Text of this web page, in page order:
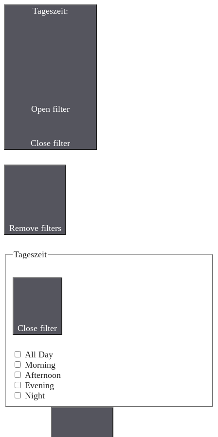
Tageszeit:
Open filter
Close filter
Remove filters
Tageszeit
Close filter
All Day
Morning
Afternoon
Evening
Night